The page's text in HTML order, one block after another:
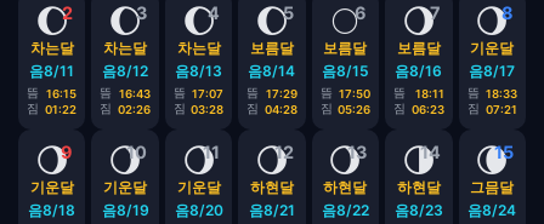
2
🌔
차는달
음8/11
뜸
16:15
짐 01:22
3
🌔
차는달
음8/12
뜸
16:43
짐 02:26
4
🌔
차는달
음8/13
뜸 17:07
짐 03:28
5
🌔
보름달
음8/14
뜸
17:29
짐 04:28
6
🌕
보름달
음8/15
뜸 17:50
짐 05:26
7
🌖
보름달
음8/16
뜸
18:11
짐 06:23
8
🌖
기운달
음8/17
뜸 18:33
짐 07:21
9
🌖
기운달
음8/18
10
🌖
기운달
음8/19
11
🌖
기운달
음8/20
12
🌖
하현달
음8/21
13
🌖
하현달
음8/22
14
🌗
하현달
음8/23
15
🌘
그믐달
음8/24